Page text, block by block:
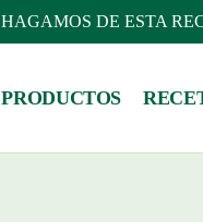
HAGAMOS DE ESTA
PRODUCTOS